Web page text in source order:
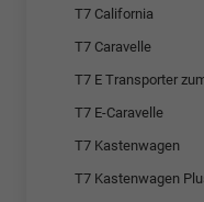
T7 California
T7 Caravelle
T7 E Transporter
T7 E-Caravelle
T7 Kastenwagen
T7 Kastenwagen